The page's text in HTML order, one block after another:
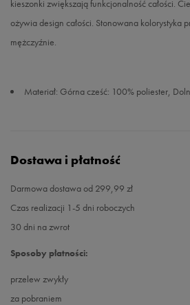
kieszonki zwiększają funkcjonalność całości.
ożywia design całości. Stonowana kolorystyka
mężczyźnie.
Materiał: Górna cześć: 100% poliester,
Dostawa i płatność
Darmowa dostawa od 299,99 zł
Czas realizacji 1-5 dni roboczych
30 dni na zwrot
Sposoby płatności:
przelew zwykły
za pobraniem